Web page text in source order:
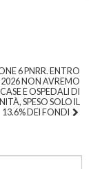
6 PNRR. ENTRO
NON AVREMO
CASE E OSPEDALI DI
SPESO SOLO IL
13.6% DEI FONDI